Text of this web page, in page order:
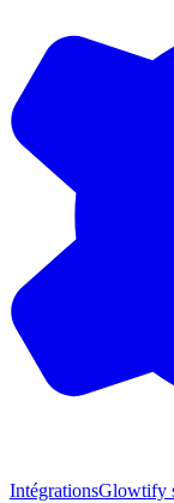
IntégrationsGlowtify